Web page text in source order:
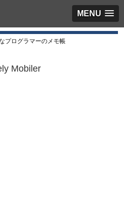
MENU
プログラマーのメモ帳
Mobiler